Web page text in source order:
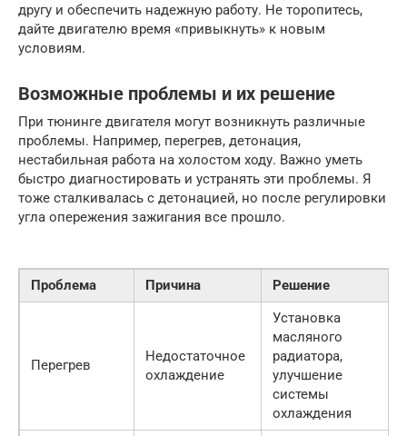
другу и обеспечить надежную работу. Не торопитесь,
дайте двигателю время «привыкнуть» к новым
условиям.
Возможные проблемы и их решение
При тюнинге двигателя могут возникнуть различные
проблемы. Например, перегрев, детонация,
нестабильная работа на холостом ходу. Важно уметь
быстро диагностировать и устранять эти проблемы. Я
тоже сталкивалась с детонацией, но после регулировки
угла опережения зажигания все прошло.
Проблема Причина Решение
Перегрев
Недостаточное
охлаждение
Установка
масляного
радиатора,
улучшение
системы
охлаждения